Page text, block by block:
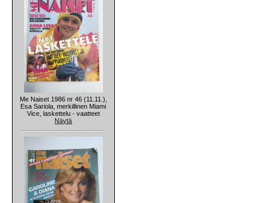
Me Naiset 1986 nr 46 (11.11.),
Esa Sariola, merkillinen Miami
Vice, laskettelu - vaatteet
Näytä